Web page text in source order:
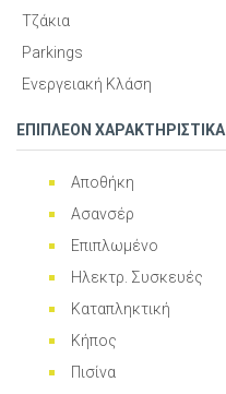
Τζάκια
Parkings
Ενεργειακή Κλάση
ΕΠΙΠΛΕΟΝ ΧΑΡΑΚΤΗΡΙΣΤΙΚΑ
Αποθήκη
Ασανσέρ
Επιπλωμένο
Ηλεκτρ. Συσκευές
Καταπληκτική
Κήπος
Πισίνα